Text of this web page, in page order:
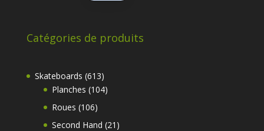
Catégories de produits
Skateboards 613613
produits
Planches 104104
Roues 106106
produits
Second Hand 21 21